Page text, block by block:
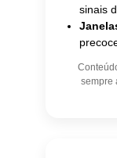
sinais
sempre